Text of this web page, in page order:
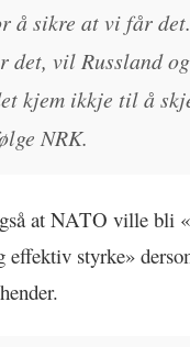
å sikre at vi får
det, vil Russland
kjem ikkje til å
NRK.
at NATO ville bli
effektiv styrke»